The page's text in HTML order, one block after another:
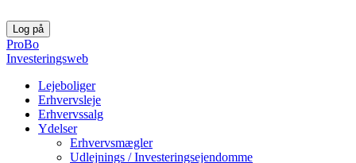
til
indhold
Log på
ProBo
Investeringsweb
Lejeboliger
Erhvervsleje
Erhvervssalg
Ydelser
Erhvervsmægler
Udlejnings / Investeringsejendomme